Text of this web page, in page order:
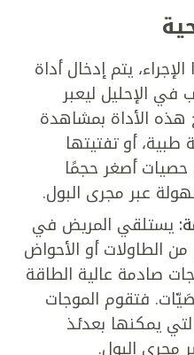
يتم إدخال أداة
الإحليل ليعبر
هذه الأداة بمشاهدة
أو تفتيتها
حصيات أصغر حجمًا
عبر مجرى البول.
يستلقي المريض في
الطاولات أو الأحواض
صادمة عالية الطاقة
فتقوم الموجات
يمكنها بعدئذ
مجرى البول.